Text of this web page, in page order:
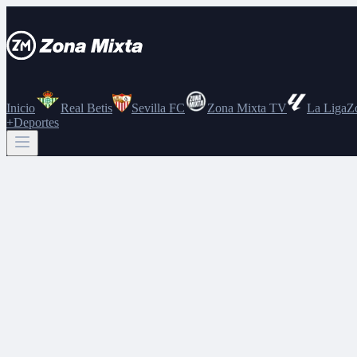
Inicio Real Betis Sevilla FC Zona Mixta TV La Liga
+Deportes